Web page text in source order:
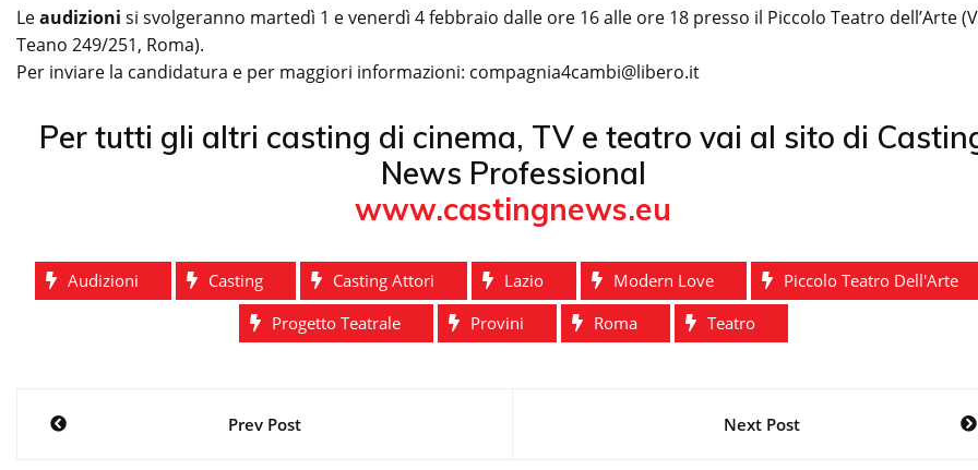
Leaudizioni si svolgeranno martedì 1 e venerdì 4 febbraio dalle ore 16 alle ore 18 presso il Piccolo Teatro dell’Arte
Teano 249/251, Roma).
Per inviare la candidatura e per maggiori informazioni: compagnia4cambi@libero.it
Per tutti gli altri casting di cinema, TV e teatro vai al sito di
News Professional
www.castingnews.eu
Audizioni Casting Casting Attori Lazio Modern Love
Piccolo Teatro Dell'Arte
Progetto Teatrale
Provini Roma Teatro
NavigazionePrev Post Next Post